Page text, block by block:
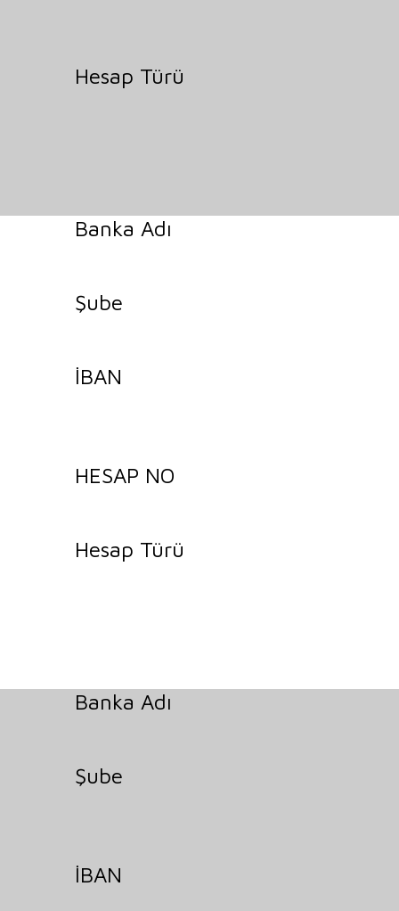
Hesap Türü
Banka Adı
Şube
İBAN
HESAP NO
Hesap Türü
Banka Adı
Şube
İBAN